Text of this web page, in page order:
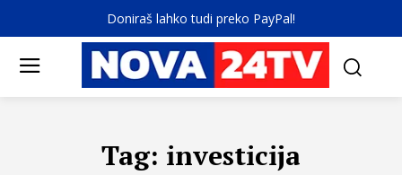
Doniraš lahko tudi preko PayPal!
Tag: investicija